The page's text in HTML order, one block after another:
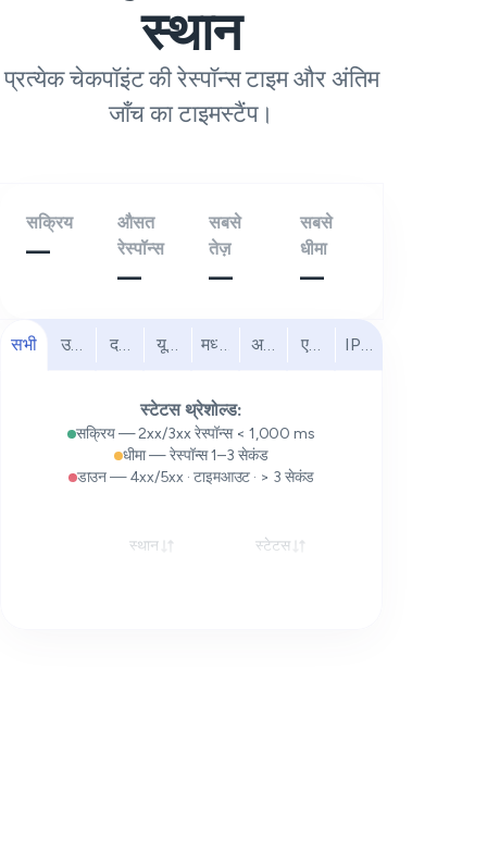
स्थान
प्रत्येक चेकपॉइंट की रेस्पॉन्स टाइम और अंतिम
जाँच का टाइमस्टैंप।
सक्रिय
—
औसत
रेस्पॉन्स
—
सबसे
तेज़
—
सबसे
धीमा
—
सभी उत्तरी अमेरिकादक्षिण अमेरिका
यूरोप मध्य पूर्व अफ्रीकाएशिया प्रशांत
IPv6
स्टेटस थ्रेशोल्ड:
सक्रिय — 2xx/3xx रेस्पॉन्स < 1,000 ms
धीमा — रेस्पॉन्स 1–3 सेकंड
डाउन — 4xx/5xx · टाइमआउट · > 3 सेकंड
स्थान स्टेटस